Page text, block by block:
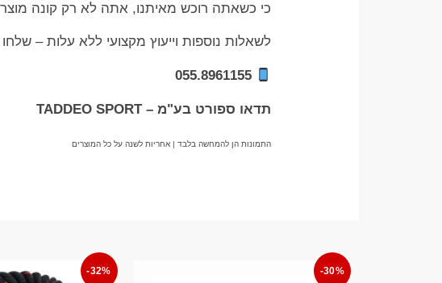
כי כשאתה רוכש מאיתנו, אתה לא רק קונה
לשאלות נוספות וייעוץ מקצועי ללא עלות –
055.8961155
תדאו ספורט בע"מ – TADDEO SPORT
התמונות הן להמחשה בלבד | אחריות לשנה על כל המוצרים
-30%
-32%